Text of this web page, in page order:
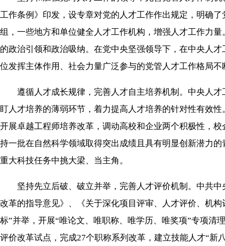
工作条例》印发，设专章对党的人才工作作出规定，明确
组，一些地方和单位健全人才工作机构，增强人才工作力
的政治引领和政治吸纳。在党中央坚强领导下，在中央人
位发挥主体作用、社会力量广泛参与的党管人才工作格局不
遵循人才成长规律，完善人才自主培养机制。中央人才
盯人才培养的薄弱环节，着力提高人才培养的针对性有效
开展卓越工程师培养改革，调动高校和企业两个积极性，
持一批在自然科学领域取得突出成绩且具有明显创新潜力
重大科技任务中挑大梁、当主角。
坚持先立后破、破立并举，完善人才评价机制。中共中
改革的指导意见》、《关于深化项目评审、人才评价、机
标”并举，开展“唯论文、唯职称、唯学历、唯奖项”专项清
评价改革试点，完成27个职称系列改革，建立技能人才“